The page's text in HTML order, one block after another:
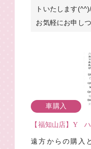
トいたします(^^)/
お気軽にお申し
車購入
【福知山店】Y
遠方からの購入